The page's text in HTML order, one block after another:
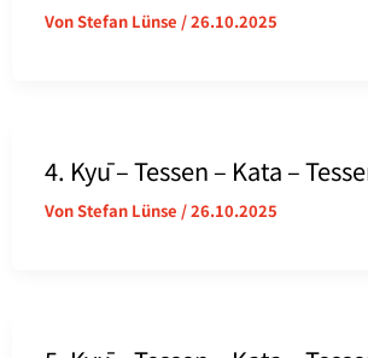
VonStefan Lünse /26.10.2025
4. Kyū – Tessen – Kata –
VonStefan Lünse /26.10.2025